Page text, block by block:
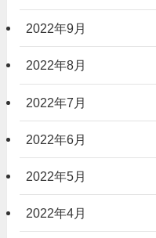
2022年9月
2022年8月
2022年7月
2022年6月
2022年5月
2022年4月